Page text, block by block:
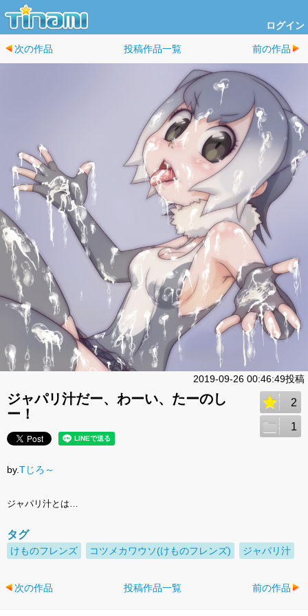
ログイン
次の作品 投稿作品一覧 前の作品
2019-09-26 00:46:49投稿
ジャパリ汁だー、わーい、たーのし
ー！
2
1
by.Tじろ～
ジャパリ汁とは…
タグ
けものフレンズ コツメカワウソ(けものフレンズ) ジャパリ汁
次の作品 投稿作品一覧 前の作品